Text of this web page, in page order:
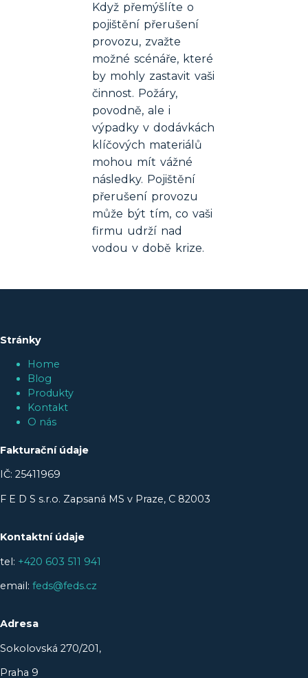
Když přemýšlíte o
pojištění přerušení
provozu, zvažte
možné scénáře, které
by mohly zastavit vaši
činnost. Požáry,
povodně, ale i
výpadky v dodávkách
klíčových materiálů
mohou mít vážné
následky. Pojištění
přerušení provozu
může být tím, co vaši
firmu udrží nad
vodou v době krize.
Stránky
Home
Blog
Produkty
Kontakt
O nás
Fakturační údaje
IČ: 25411969
F E D S s.r.o. Zapsaná MS v Praze, C 82003
Kontaktní údaje
tel: +420 603 511 941
email: feds@feds.cz
Adresa
Sokolovská 270/201,
Praha 9